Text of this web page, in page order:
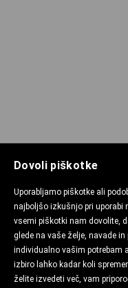
Dovoli piškotke
Uporabljamo piškotke ali
najboljšo izkušnjo pri uporabi
vsemi piškotki nam dovolite,
glede na vaše želje, navade
individualno vašim potrebam
izbiro lahko kadar koli
želite izvedeti več, vam